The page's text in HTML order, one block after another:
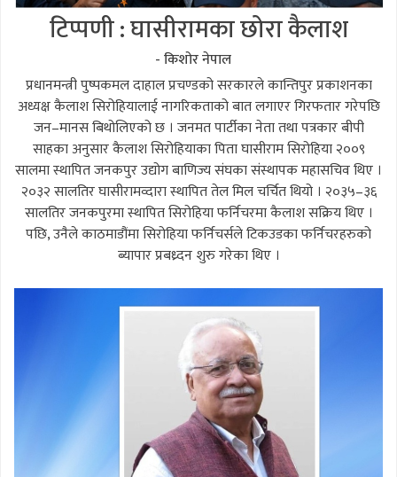
टिप्पणी : घासीरामका छोरा कैलाश
- किशोर नेपाल
प्रधानमन्त्री पुष्पकमल दाहाल प्रचण्डको सरकारले कान्तिपुर प्रकाशनका
अध्यक्ष कैलाश सिरोहियालाई नागरिकताको बात लगाएर गिरफतार गरेपछि
जन–मानस बिथोलिएको छ । जनमत पार्टीका नेता तथा पत्रकार बीपी
साहका अनुसार कैलाश सिरोहियाका पिता घासीराम सिरोहिया २००९
सालमा स्थापित जनकपुर उद्योग बाणिज्य संघका संस्थापक महासचिव थिए ।
२०३२ सालतिर घासीरामव्दारा स्थापित तेल मिल चर्चित थियो । २०३५–३६
सालतिर जनकपुरमा स्थापित सिरोहिया फर्निचरमा कैलाश सक्रिय थिए ।
पछि, उनैले काठमाडौंमा सिरोहिया फर्निचर्सले टिकउडका फर्निचरहरुको
ब्यापार प्रबध्र्दन शुरु गरेका थिए ।